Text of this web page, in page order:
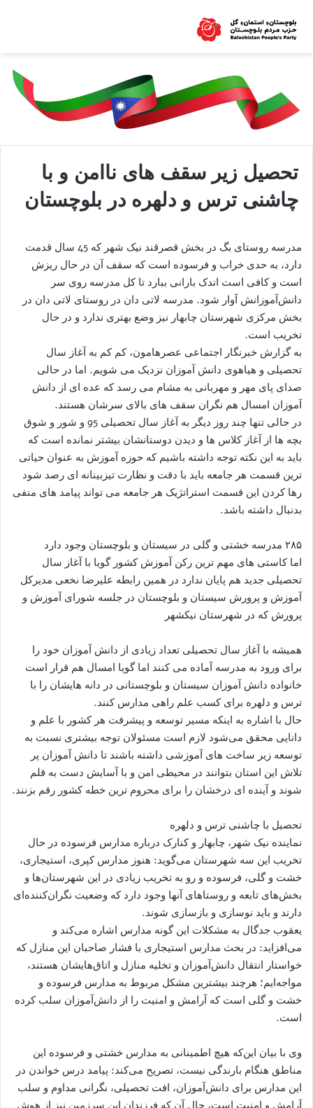
تحصیل زیر سقف های ناامن و با
چاشنی ترس و دلهره در بلوچستان
مدرسه روستای بگ در بخش قصرقند نیک شهر که 45 سال قدمت
دارد، به حدی خراب و فرسوده است که سقف آن در حال ریزش
است و کافی است اندک بارانی ببارد تا کل مدرسه روی سر
دانش‌آموزانش آوار شود. مدرسه لاتی دان در روستای لاتی دان در
بخش مرکزی شهرستان چابهار نیز وضع بهتری ندارد و در حال
تخریب است.
به گزارش خبرنگار اجتماعی عصرهامون، کم کم به آغاز سال
تحصیلی و هیاهوی دانش آموزان نزدیک می شویم. اما در حالی
صدای پای مهر و مهربانی به مشام می رسد که عده ای از دانش
آموزان امسال هم نگران سقف های بالای سرشان هستند.
در حالی تنها چند روز دیگر به آغاز سال تحصیلی 95 و شور و شوق
بچه ها از آغاز کلاس ها و دیدن دوستانشان بیشتر نمانده است که
باید به این نکته توجه داشته باشیم که حوزه آموزش به عنوان حیاتی
ترین قسمت هر جامعه باید با دقت و نظارت تیزبینانه ای رصد شود
رها کردن این قسمت استراتژیک هر جامعه می تواند پیامد های منفی
بدنبال داشته باشد.
۲۸۵ مدرسه خشتی و گلی در سیستان و بلوچستان وجود دارد
اما کاستی های مهم ترین رکن آموزش کشور گویا با آغاز سال
تحصیلی جدید هم پایان ندارد در همین رابطه علیرضا نخعی مدیرکل
آموزش و پرورش سیستان و بلوچستان در جلسه شورای آموزش و
پرورش که در شهرستان نیکشهر
همیشه با آغاز سال تحصیلی تعداد زیادی از دانش آموزان خود را
برای ورود به مدرسه آماده می کنند اما گویا امسال هم قرار است
خانواده دانش آموزان سیستان و بلوچستانی در دانه هایشان را با
ترس و دلهره برای کسب علم راهی مدارس کنند.
حال با اشاره به اینکه مسیر توسعه و پیشرفت هر کشور با علم و
دانایی محقق می‌شود لازم است مسئولان توجه بیشتری نسبت به
توسعه زیر ساخت های آموزشی داشته باشند تا دانش آموزان پر
تلاش این استان بتوانند در محیطی امن و با آسایش دست به قلم
شوند و آینده ای درخشان را برای محروم ترین خطه کشور رقم بزنند.
تحصیل با چاشنی ترس و دلهره
نماینده نیک شهر، چابهار و کنارک درباره مدارس فرسوده در حال
تخریب این سه شهرستان می‌گوید: هنوز مدارس کپری، استیجاری،
خشت و گلی، فرسوده و رو به تخریب زیادی در این شهرستان‌ها‌ و
بخش‌های تابعه و روستاهای آنها وجود دارد که وضعیت نگران‌کننده‌ای
دارند و باید نوسازی و بازسازی شوند.
یعقوب جدگال به مشکلات این گونه مدارس اشاره می‌کند و
می‌افزاید: در بحث مدارس استیجاری با فشار صاحبان این منازل که
خواستار انتقال دانش‌آموزان و تخلیه منازل و اتاق‌هایشان هستند،
مواجه‌ایم؛ هرچند بیشترین مشکل مربوط به مدارس فرسوده و
خشت و گلی است که آرامش و امنیت را از دانش‌آموزان سلب کرده
است.
وی با بیان این‌که هیچ اطمینانی به مدارس خشتی و فرسوده این
مناطق هنگام بارندگی نیست، تصریح می‌کند: پیامد درس خواندن در
این مدارس برای دانش‌آموزان، افت تحصیلی، نگرانی مداوم و سلب
آرامش و امنیت است، حال آن که فرزندان این سرزمین نیز از هوش